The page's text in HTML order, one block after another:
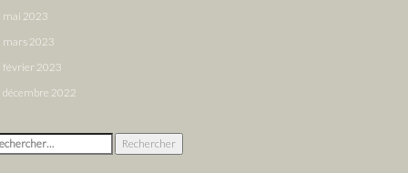
mai 2023
mars 2023
février 2023
décembre 2022
: